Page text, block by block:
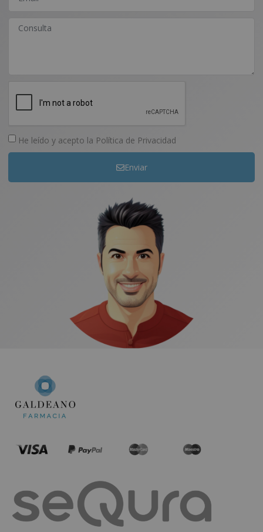
He leído y acepto la Política de Privacidad
Enviar